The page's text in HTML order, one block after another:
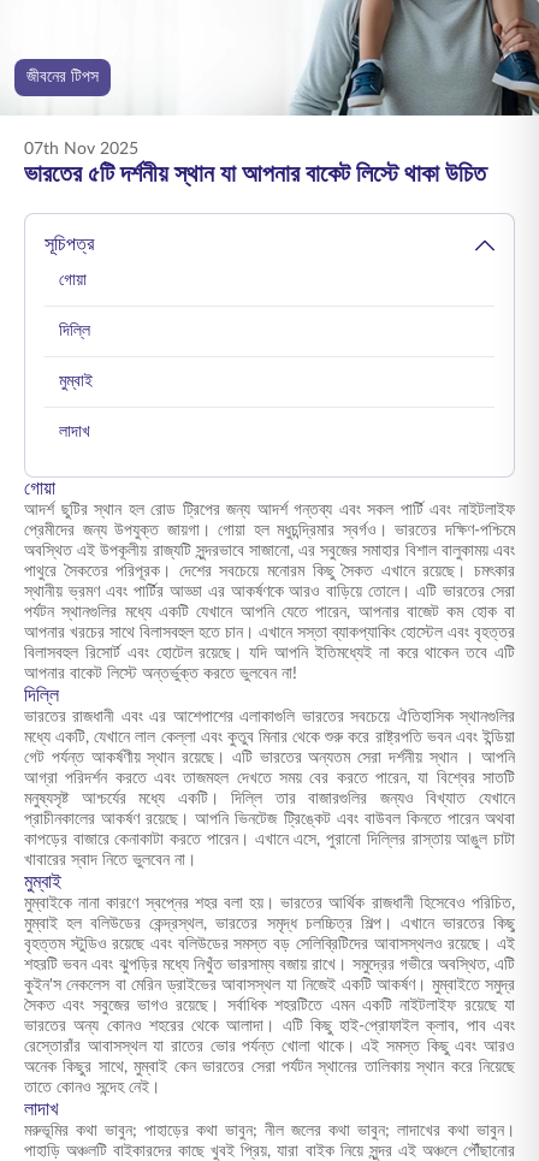
অনলাইনে কিনুন প্রিমিয়াম পরিশোধ করুন
জীবনের টিপস
07th Nov 2025
ভারতের ৫টি দর্শনীয় স্থান যা আপনার বাকেট লিস্টে থাকা উচিত
সূচিপত্র
গোয়া
দিল্লি
মুম্বাই
লাদাখ
গোয়া
আদর্শ ছুটির স্থান হল রোড ট্রিপের জন্য আদর্শ গন্তব্য এবং সকল পার্টি এবং নাইটলাইফ
প্রেমীদের জন্য উপযুক্ত জায়গা। গোয়া হল মধুচন্দ্রিমার স্বর্গও। ভারতের দক্ষিণ-পশ্চিমে
অবস্থিত এই উপকূলীয় রাজ্যটি সুন্দরভাবে সাজানো, এর সবুজের সমাহার বিশাল বালুকাময় এবং
পাথুরে সৈকতের পরিপূরক। দেশের সবচেয়ে মনোরম কিছু সৈকত এখানে রয়েছে। চমৎকার
স্থানীয় ভ্রমণ এবং পার্টির আড্ডা এর আকর্ষণকে আরও বাড়িয়ে তোলে। এটি ভারতের সেরা
পর্যটন স্থানগুলির মধ্যে একটি যেখানে আপনি যেতে পারেন, আপনার বাজেট কম হোক বা
আপনার খরচের সাথে বিলাসবহুল হতে চান। এখানে সস্তা ব্যাকপ্যাকিং হোস্টেল এবং বৃহত্তর
বিলাসবহুল রিসোর্ট এবং হোটেল রয়েছে। যদি আপনি ইতিমধ্যেই না করে থাকেন তবে এটি
আপনার বাকেট লিস্টে অন্তর্ভুক্ত করতে ভুলবেন না!
দিল্লি
ভারতের রাজধানী এবং এর আশেপাশের এলাকাগুলি ভারতের সবচেয়ে ঐতিহাসিক স্থানগুলির
মধ্যে একটি, যেখানে লাল কেল্লা এবং কুতুব মিনার থেকে শুরু করে রাষ্ট্রপতি ভবন এবং ইন্ডিয়া
গেট পর্যন্ত আকর্ষণীয় স্থান রয়েছে। এটি ভারতের অন্যতম সেরা দর্শনীয় স্থান। আপনি
আগ্রা পরিদর্শন করতে এবং তাজমহল দেখতে সময় বের করতে পারেন, যা বিশ্বের সাতটি
মনুষ্যসৃষ্ট আশ্চর্যের মধ্যে একটি। দিল্লি তার বাজারগুলির জন্যও বিখ্যাত যেখানে
প্রাচীনকালের আকর্ষণ রয়েছে। আপনি ভিনটেজ ট্রিঙ্কেট এবং বাউবল কিনতে পারেন অথবা
কাপড়ের বাজারে কেনাকাটা করতে পারেন। এখানে এসে, পুরানো দিল্লির রাস্তায় আঙুল চাটা
খাবারের স্বাদ নিতে ভুলবেন না।
মুম্বাই
মুম্বাইকে নানা কারণে স্বপ্নের শহর বলা হয়। ভারতের আর্থিক রাজধানী হিসেবেও পরিচিত,
মুম্বাই হল বলিউডের কেন্দ্রস্থল, ভারতের সমৃদ্ধ চলচ্চিত্র শিল্প। এখানে ভারতের কিছু
বৃহত্তম স্টুডিও রয়েছে এবং বলিউডের সমস্ত বড় সেলিব্রিটিদের আবাসস্থলও রয়েছে। এই
শহরটি ভবন এবং ঝুপড়ির মধ্যে নিখুঁত ভারসাম্য বজায় রাখে। সমুদ্রের গভীরে অবস্থিত, এটি
কুইন'স নেকলেস বা মেরিন ড্রাইভের আবাসস্থল যা নিজেই একটি আকর্ষণ। মুম্বাইতে সমুদ্র
সৈকত এবং সবুজের ভাগও রয়েছে। সর্বাধিক শহরটিতে এমন একটি নাইটলাইফ রয়েছে যা
ভারতের অন্য কোনও শহরের থেকে আলাদা। এটি কিছু হাই-প্রোফাইল ক্লাব, পাব এবং
রেস্তোরাঁর আবাসস্থল যা রাতের ভোর পর্যন্ত খোলা থাকে। এই সমস্ত কিছু এবং আরও
অনেক কিছুর সাথে, মুম্বাই কেনভারতের সেরা পর্যটন স্থানের তালিকায় স্থান করে নিয়েছে
তাতে কোনও সন্দেহ নেই।
লাদাখ
মরুভূমির কথা ভাবুন; পাহাড়ের কথা ভাবুন; নীল জলের কথা ভাবুন; লাদাখের কথা ভাবুন।
পাহাড়ি অঞ্চলটি বাইকারদের কাছে খুবই প্রিয়, যারা বাইক নিয়ে সুন্দর এই অঞ্চলে পৌঁছানোর